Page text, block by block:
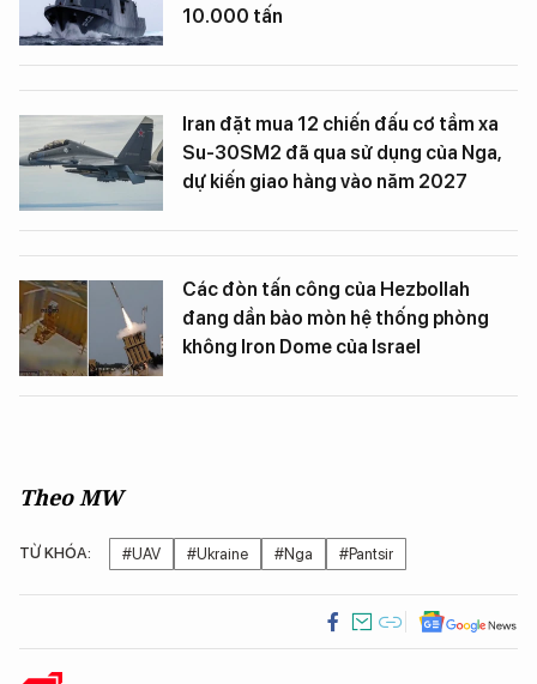
10.000 tấn
Iran đặt mua 12 chiến đấu cơ tầm xa
Su-30SM2 đã qua sử dụng của Nga,
dự kiến ​​giao hàng vào năm 2027
Các đòn tấn công của Hezbollah
đang dần bào mòn hệ thống phòng
không Iron Dome của Israel
Theo MW
TỪ KHÓA: #UAV #Ukraine #Nga #Pantsir